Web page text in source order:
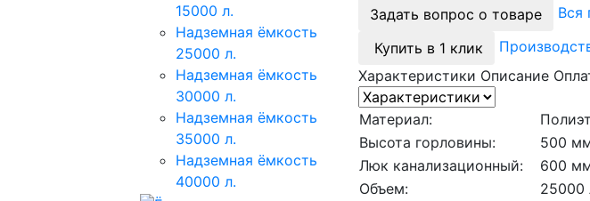
15000 л.
Надземная ёмкость
25000 л.
Надземная ёмкость
30000 л.
Надземная ёмкость
35000 л.
Надземная ёмкость
40000 л.
Задать вопрос о товаре
Вся
Купить в 1 клик
Характеристики Описание
Материал:
Высота горловины:
500
Люк канализационный:
600
Объем:
25000